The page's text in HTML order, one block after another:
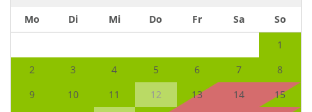
Mo
Di Mi Do Fr Sa
So
1
2
3 4 5 6 7
8
9
10 11 12 13 14
15